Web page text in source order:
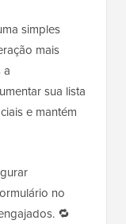
simples
mais
a
sua lista
e mantém
no
🔁